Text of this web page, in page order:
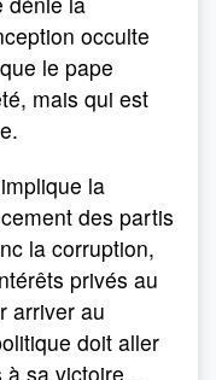
occulte
le pape
mais qui est
la
des partis
la corruption,
privés au
arriver au
doit aller
sa victoire...